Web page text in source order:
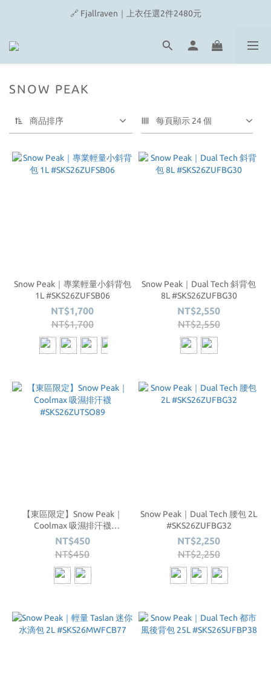
🔗 Snow Peak｜歡慶父親節滿4500即贈品牌方巾
🔗 Fjallraven｜上衣任選2件2480元
🎉On/HOKA 新品陸續上架
SNOW PEAK
商品排序 每頁顯示 24 個
Snow Peak｜專業輕量小斜背包
1L #SKS26ZUFSB06
NT$1,700
NT$1,700
Snow Peak｜Dual Tech 斜背包
8L #SKS26ZUFBG30
NT$2,550
NT$2,550
【東區限定】Snow Peak｜
Coolmax 吸濕排汗襪
#SKS26ZUTSO89
NT$450
NT$450
Snow Peak｜Dual Tech 腰包 2L
#SKS26ZUFBG32
NT$2,250
NT$2,250